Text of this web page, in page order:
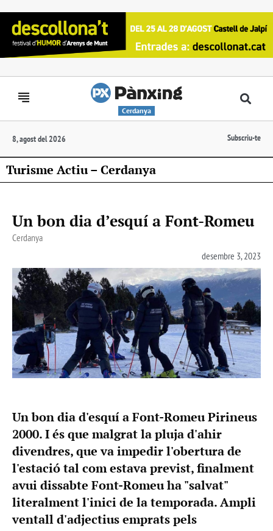
Cerdanya
8, agost del 2026 Subscriu-te
Turisme Actiu – Cerdanya
Un bon dia d’esquí a Font-Romeu
Cerdanya
desembre 3, 2023
Un bon dia d'esquí a Font-Romeu Pirineus
2000. I és que malgrat la pluja d'ahir
divendres, que va impedir l'obertura de
l'estació tal com estava previst, finalment
avui dissabte Font-Romeu ha "salvat"
literalment l'inici de la temporada. Ampli
ventall d'adjectius emprats pels